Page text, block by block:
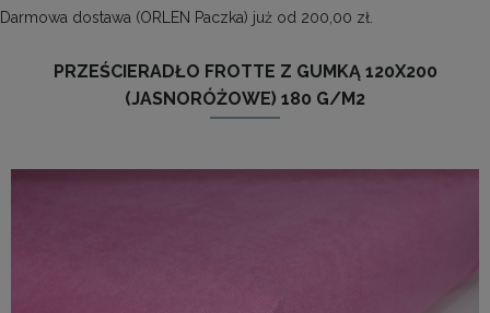
Darmowa dostawa (ORLEN Paczka) już od 200,00 zł.
PRZEŚCIERADŁO FROTTE Z GUMKĄ 120X200
(JASNORÓŻOWE) 180 G/M2